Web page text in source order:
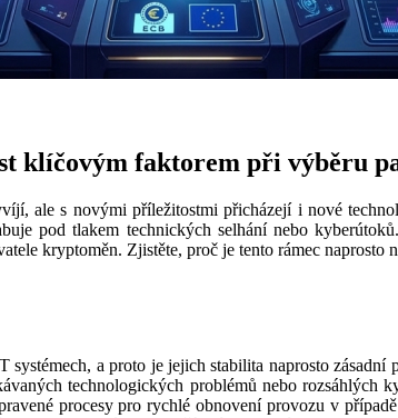
klíčovým faktorem při výběru
ale s novými příležitostmi přicházejí i nové
pod tlakem technických selhání nebo
kryptoměn. Zjistěte, proč je tento rámec naprosto
a proto je jejich stabilita naprosto
technologických problémů nebo
procesy pro rychlé obnovení provozu v